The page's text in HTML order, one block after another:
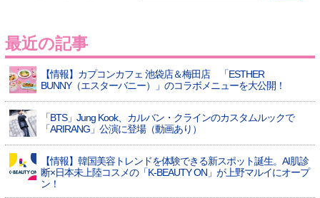
最近の記事
【情報】カプコンカフェ 池袋店＆梅田店 「ESTHER
BUNNY（エスターバニー）」のコラボメニューを大公開！
「BTS」Jung Kook、カルバン・クラインのカスタムルックで
「ARIRANG」公演に登場（動画あり）
【情報】韓国美容トレンドを体験できる新スポット誕生。AI肌診
断×日本未上陸コスメの「K-BEAUTY ON」が上野マルイにオープ
ン！